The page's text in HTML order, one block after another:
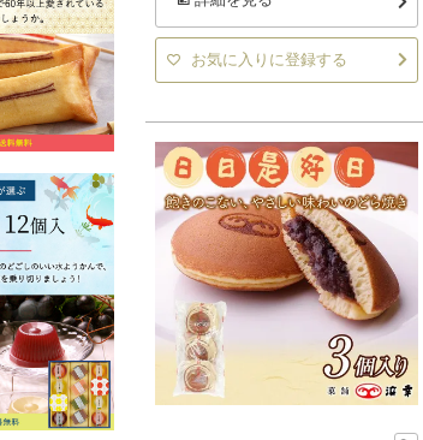
お気に入りに登録する